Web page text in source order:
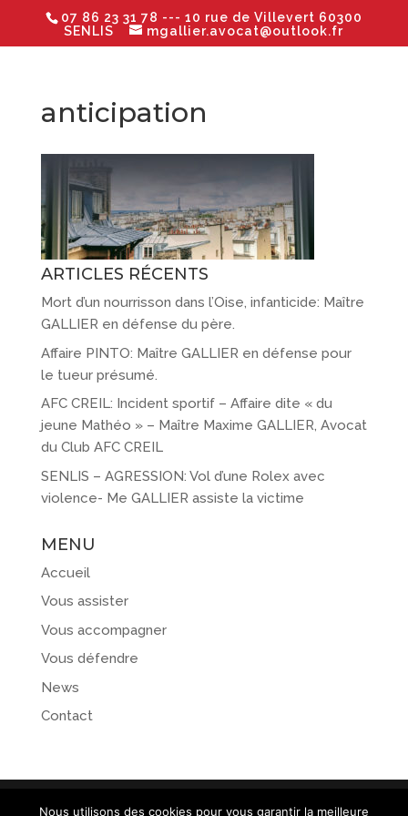
07 86 23 31 78 --- 10 rue de Villevert 60300
SENLIS
mgallier.avocat@outlook.fr
anticipation
ARTICLES RÉCENTS
Mort d’un nourrisson dans l’Oise, infanticide: Maître
GALLIER en défense du père.
Affaire PINTO: Maître GALLIER en défense pour
le tueur présumé.
AFC CREIL: Incident sportif – Affaire dite « du
jeune Mathéo » – Maître Maxime GALLIER, Avocat
du Club AFC CREIL
SENLIS – AGRESSION: Vol d’une Rolex avec
violence- Me GALLIER assiste la victime
MENU
Accueil
Vous assister
Vous accompagner
Vous défendre
News
Contact
Nous utilisons des cookies pour vous garantir la meilleure